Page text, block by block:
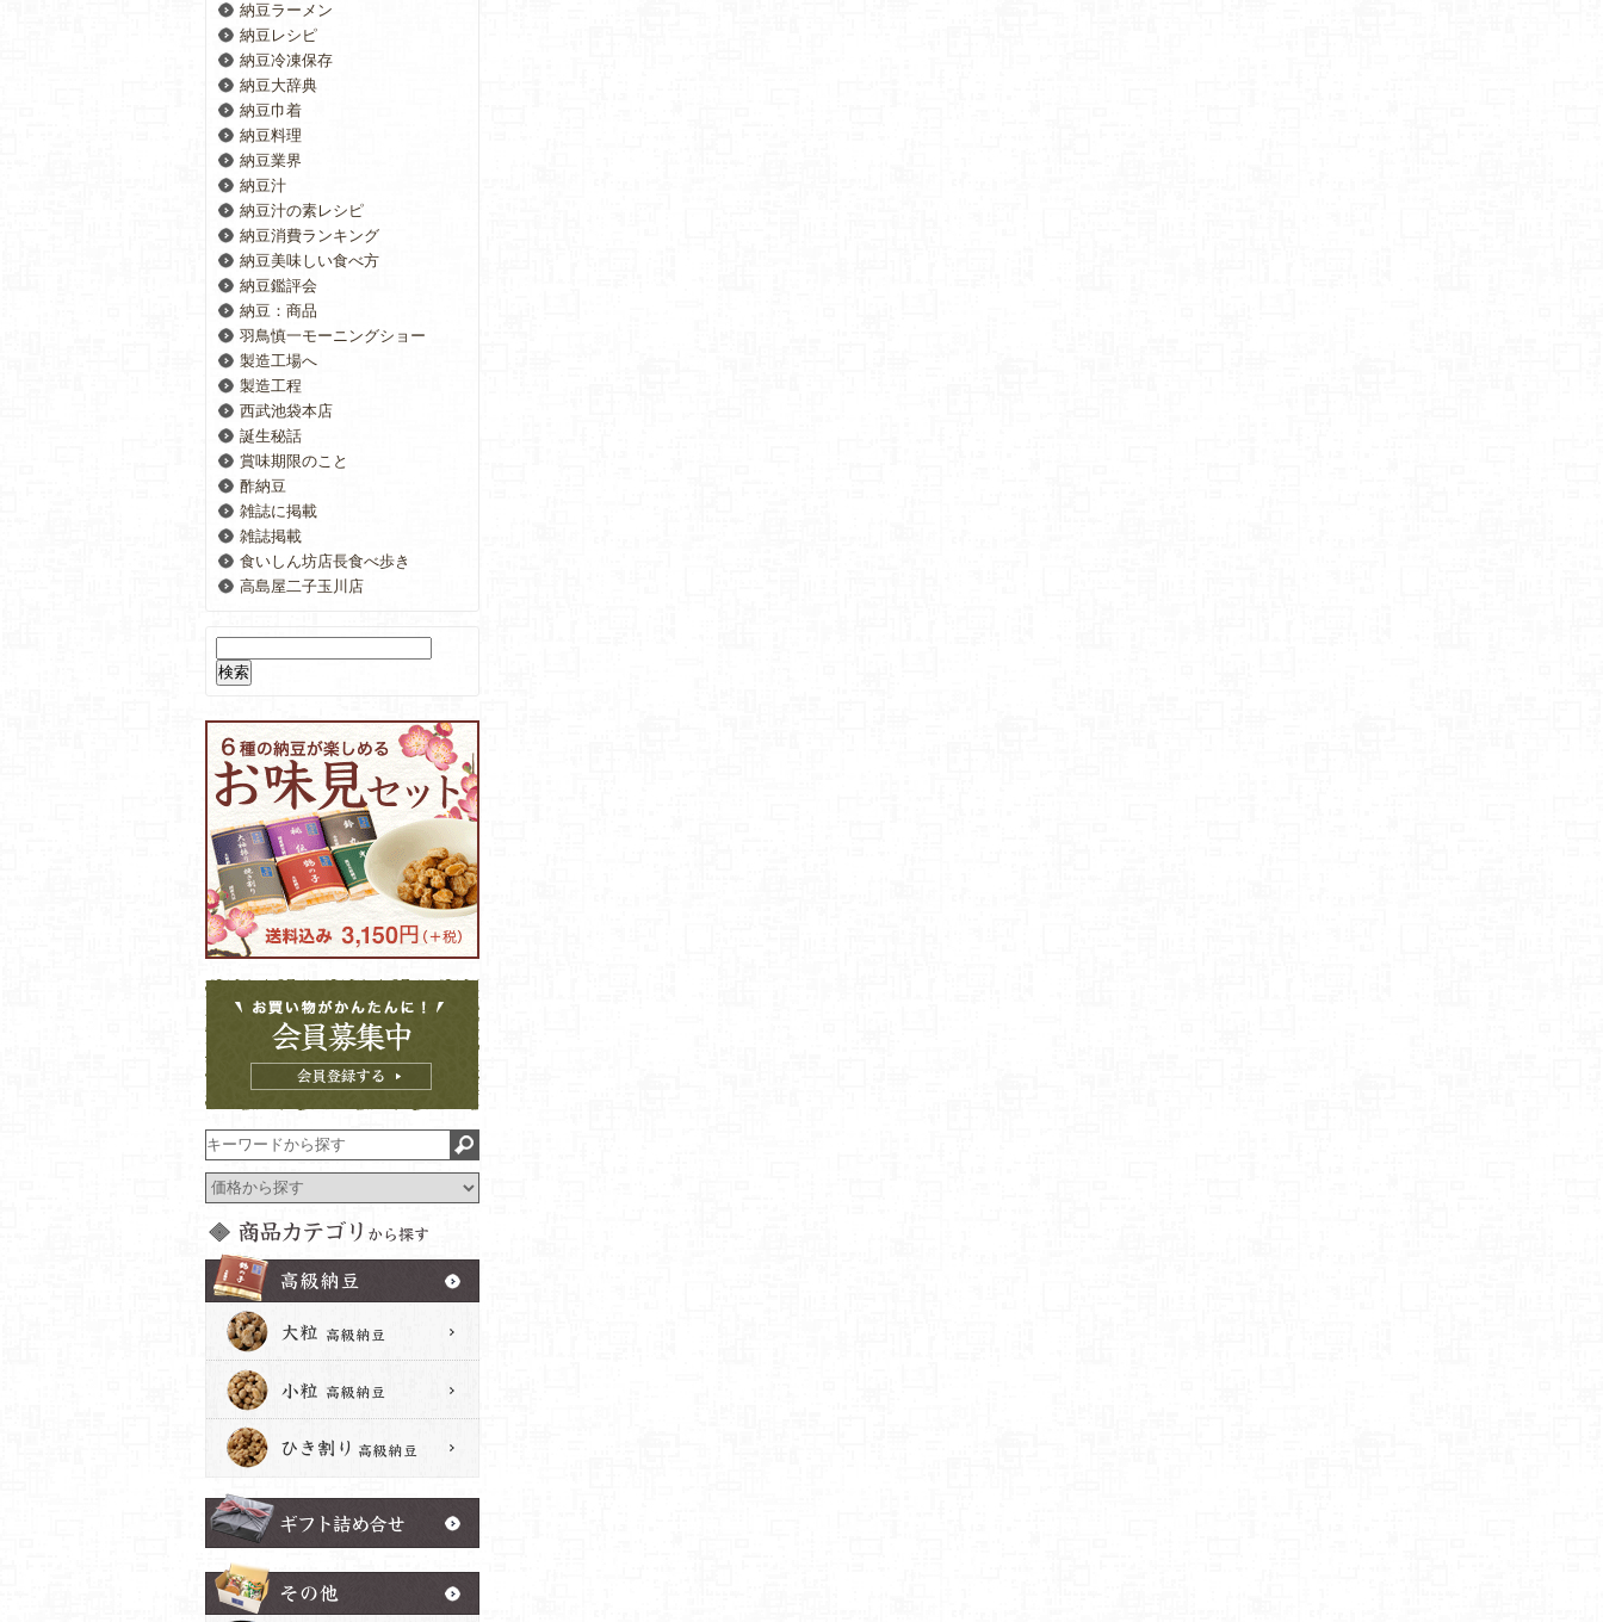
納豆ラーメン
納豆レシピ
納豆冷凍保存
納豆大辞典
納豆巾着
納豆料理
納豆業界
納豆汁
納豆汁の素レシピ
納豆消費ランキング
納豆美味しい食べ方
納豆鑑評会
納豆：商品
羽鳥慎一モーニングショー
製造工場へ
製造工程
西武池袋本店
誕生秘話
賞味期限のこと
酢納豆
雑誌に掲載
雑誌掲載
食いしん坊店長食べ歩き
高島屋二子玉川店
索: